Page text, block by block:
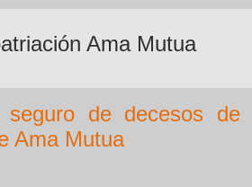
Ama Mutua
seguro de decesos de
Ama Mutua